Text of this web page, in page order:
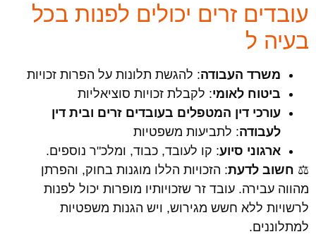
עובדים זרים יכולים לפנות בכל
בעיה ל
משרד העבודה: להגשת תלונות על הפרות זכויות
ביטוח לאומי: לקבלת זכויות סוציאליות
עורכי דין המטפלים בעובדים זרים ובית דין
לעבודה: לתביעות משפטיות
ארגוני סיוע: קו לעובד, כבוד, ומלכ"ר נוספים.
⚖️ חשוב לדעת: הזכויות הללו מוגנות בחוק, והפרתן
מהווה עבירה. עובד זר שזכויותיו מופרות יכול לפנות
לרשויות ללא חשש מגירוש, ויש הגנות משפטיות
למתלוננים.